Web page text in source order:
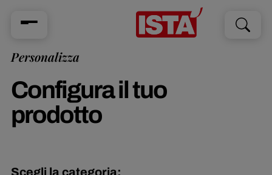
CercaCerca
Personalizza
Configura il tuo
prodotto
Scegli la categoria: